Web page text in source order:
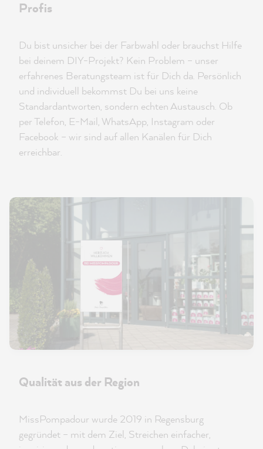
Profis
Du bist unsicher bei der Farbwahl oder brauchst Hilfe
bei deinem DIY-Projekt? Kein Problem – unser
erfahrenes Beratungsteam ist für Dich da. Persönlich
und individuell bekommst Du bei uns keine
Standardantworten, sondern echten Austausch. Ob
per Telefon, E-Mail, WhatsApp, Instagram oder
Facebook – wir sind auf allen Kanälen für Dich
erreichbar.
Qualität aus der Region
MissPompadour wurde 2019 in Regensburg
gegründet – mit dem Ziel, Streichen einfacher,